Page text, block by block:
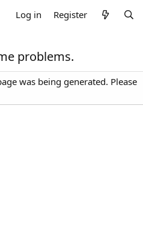
Log in Register
problems.
was being generated. Please